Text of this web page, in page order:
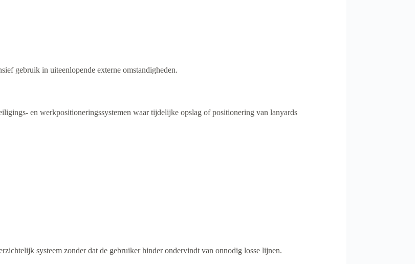
gebruik in uiteenlopende externe omstandigheden.
en werkpositioneringssystemen waar tijdelijke opslag of positionering van lanyards
systeem zonder dat de gebruiker hinder ondervindt van onnodig losse lijnen.